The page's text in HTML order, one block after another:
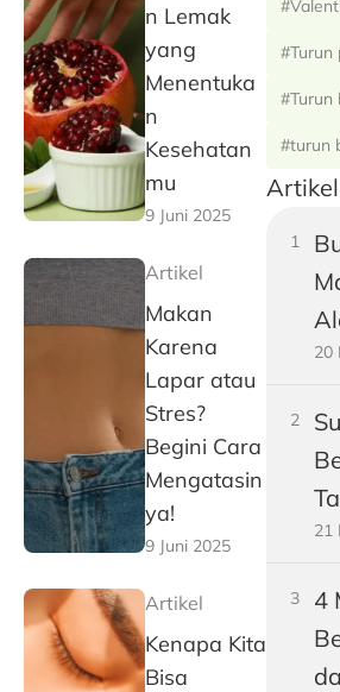
n Lemak
yang
Menentuka
n
Kesehatan
mu
9 Juni 2025
Artikel
Makan
Karena
Lapar atau
Stres?
Begini Cara
Mengatasin
ya!
9 Juni 2025
Artikel
Kenapa Kita
Bisa
#Turun
#Turun
#turun
20
21
4